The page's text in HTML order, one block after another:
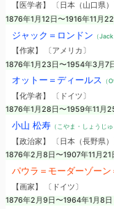
【医学者】 〔日本（山口県）
1876年1月12日〜1916年11月
ジャック＝ロンドン （
【作家】 〔アメリカ〕
1876年1月23日〜1954年3月7
オットー＝ディールス （
【化学者】 〔ドイツ〕
1876年1月28日〜1959年11月
小山 松寿（こやま・しょうじゅ
【政治家】 〔日本（長野県）
1876年2月8日〜1907年11月21
パウラ＝モーダーゾーン
【画家】 〔ドイツ〕
1876年2月9日〜1964年1月8日